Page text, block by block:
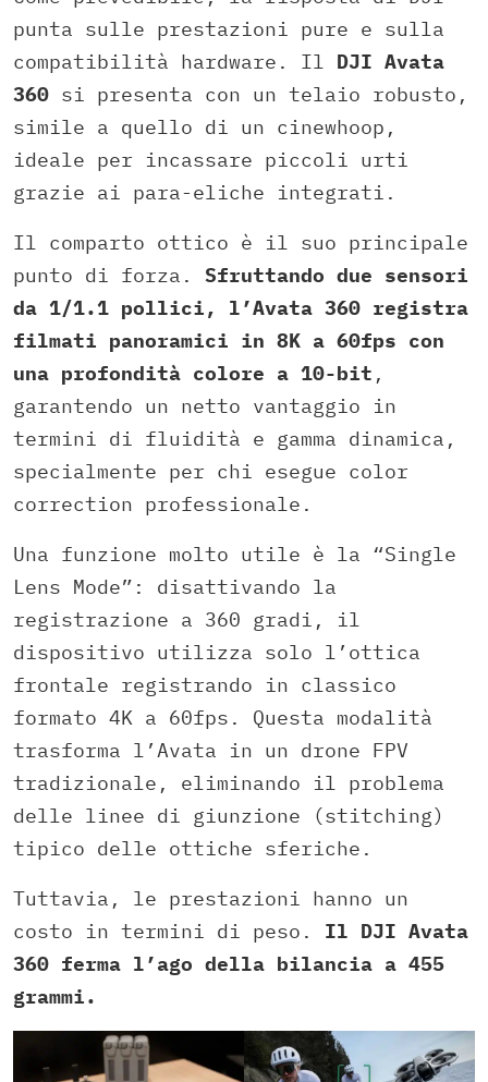
punta sulle prestazioni pure e sulla
compatibilità hardware. Il DJI Avata
360 si presenta con un telaio robusto,
simile a quello di un cinewhoop,
ideale per incassare piccoli urti
grazie ai para-eliche integrati.
Il comparto ottico è il suo principale
punto di forza. Sfruttando due sensori
da 1/1.1 pollici, l’Avata 360 registra
filmati panoramici in 8K a 60fps con
una profondità colore a 10-bit ,
garantendo un netto vantaggio in
termini di fluidità e gamma dinamica,
specialmente per chi esegue color
correction professionale.
Una funzione molto utile è la “Single
Lens Mode”: disattivando la
registrazione a 360 gradi, il
dispositivo utilizza solo l’ottica
frontale registrando in classico
formato 4K a 60fps. Questa modalità
trasforma l’Avata in un drone FPV
tradizionale, eliminando il problema
delle linee di giunzione (stitching)
tipico delle ottiche sferiche.
Tuttavia, le prestazioni hanno un
costo in termini di peso. Il DJI Avata
360 ferma l’ago della bilancia a 455
grammi.